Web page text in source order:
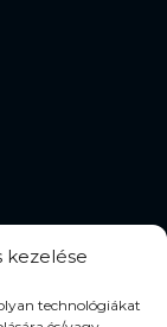
kezelése
technológiákat